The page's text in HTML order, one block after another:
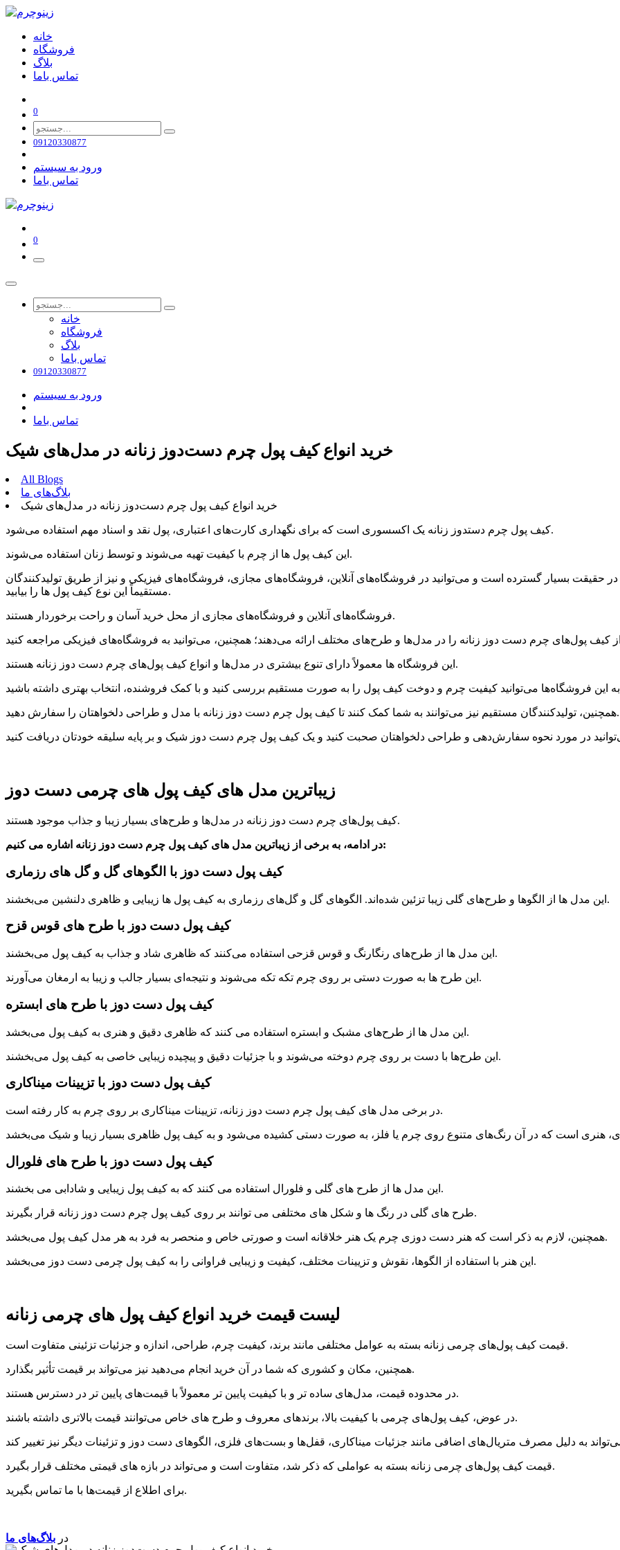
خانه
فروشگاه
بلاگ
تماس باما
0
09120330877
ورود به سیستم
تماس باما
0
خانه
فروشگاه
بلاگ
تماس باما
09120330877
ورود به سیستم
تماس باما
خرید انواع کیف پول چرم دست‌دوز زنانه در مدل‌های شیک
All Blogs
بلاگ‌های ما
خرید انواع کیف پول چرم دست‌دوز زنانه در مدل‌های شیک
کیف پول چرم دستدوز زنانه یک اکسسوری است که برای نگهداری کارت‌های اعتباری، پول نقد و اسناد مهم استفاده می‌شود.
این کیف پول ها از چرم با کیفیت تهیه می‌شوند و توسط زنان استفاده می‌شوند.
حقیقت بسیار گسترده است و می‌توانید در فروشگاه‌های آنلاین، فروشگاه‌های مجازی، فروشگاه‌های فیزیکی و نیز از طریق تولیدکنندگان
مستقیماً این نوع کیف پول ها را بیابید.
فروشگاه‌های آنلاین و فروشگاه‌های مجازی از محل خرید آسان و راحت برخوردار هستند.
این فروشگاه ها معمولاً دارای تنوع بیشتری در مدل‌ها و انواع کیف پول‌های چرم دست دوز زنانه هستند.
همچنین، تولیدکنندگان مستقیم نیز می‌توانند به شما کمک کنند تا کیف پول چرم دست دوز زنانه با مدل و طراحی دلخواهتان را سفارش دهید.
زیباترین مدل های کیف پول های چرمی دست دوز
کیف پول‌های چرم دست دوز زنانه در مدل‌ها و طرح‌های بسیار زیبا و جذاب موجود هستند.
در ادامه، به برخی از زیباترین مدل های کیف پول چرم دست دوز زنانه اشاره می کنیم:
کیف پول دست دوز با الگوهای گل و گل های رزماری
این مدل ها از الگوها و طرح‌های گلی زیبا تزئین شده‌اند. الگوهای گل و گل‌های رزماری به کیف پول ها زیبایی و ظاهری دلنشین می‌بخشند.
کیف پول دست دوز با طرح های قوس قزح
این مدل ها از طرح‌های رنگارنگ و قوس قزحی استفاده می‌کنند که ظاهری شاد و جذاب به کیف پول می‌بخشند.
این طرح ها به صورت دستی بر روی چرم تکه تکه می‌شوند و نتیجه‌ای بسیار جالب و زیبا به ارمغان می‌آورند.
کیف پول دست دوز با طرح های ابستره
این مدل ها از طرح‌های مشبک و ابستره استفاده می کنند که ظاهری دقیق و هنری به کیف پول می‌بخشد.
این طرح‌ها با دست بر روی چرم دوخته می‌شوند و با جزئیات دقیق و پیچیده زیبایی خاصی به کیف پول می‌بخشند.
کیف پول دست دوز با تزیینات میناکاری
در برخی مدل های کیف پول چرم دست دوز زنانه، تزیینات میناکاری بر روی چرم به کار رفته است.
کیف پول دست دوز با طرح های فلورال
این مدل ها از طرح های گلی و فلورال استفاده می کنند که به کیف پول زیبایی و شادابی می بخشند.
طرح های گلی در رنگ ها و شکل های مختلفی می توانند بر روی کیف پول چرم دست دوز زنانه قرار بگیرند.
همچنین، لازم به ذکر است که هنر دست دوزی چرم یک هنر خلاقانه است و صورتی خاص و منحصر به فرد به هر مدل کیف پول می‌بخشد.
این هنر با استفاده از الگوها، نقوش و تزیینات مختلف، کیفیت و زیبایی فراوانی را به کیف پول چرمی دست دوز می‌بخشد.
لیست قیمت خرید انواع کیف پول های چرمی زنانه
قیمت کیف پول‌های چرمی زنانه بسته به عوامل مختلفی مانند برند، کیفیت چرم، طراحی، اندازه و جزئیات تزئینی متفاوت است.
همچنین، مکان و کشوری که شما در آن خرید انجام می‌دهید نیز می‌تواند بر قیمت تأثیر بگذارد.
در محدوده قیمت، مدل‌های ساده تر و با کیفیت پایین تر معمولاً با قیمت‌های پایین تر در دسترس هستند.
در عوض، کیف پول‌های چرمی با کیفیت بالا، برندهای معروف و طرح های خاص می‌توانند قیمت بالاتری داشته باشند.
قیمت کیف پول‌های چرمی زنانه بسته به عواملی که ذکر شد، متفاوت است و می‌تواند در بازه های قیمتی مختلف قرار بگیرد.
برای اطلاع از قیمت‌ها با ما تماس بگیرید.
در بلاگ‌های ما